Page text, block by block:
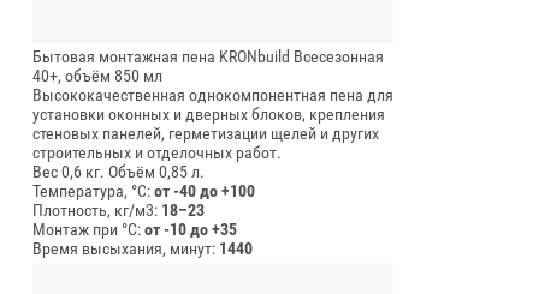
Бытовая монтажная пена KRONbuild Всесезонная
40+, объём 850 мл
Высококачественная однокомпонентная пена для
установки оконных и дверных блоков, крепления
стеновых панелей, герметизации щелей и других
строительных и отделочных работ.
Вес 0,6 кг. Объём 0,85 л.
Температура, °C:от -40 до +100
Плотность, кг/м3: 18–23
Монтаж при °C:от -10 до +35
Время высыхания, минут: 1440